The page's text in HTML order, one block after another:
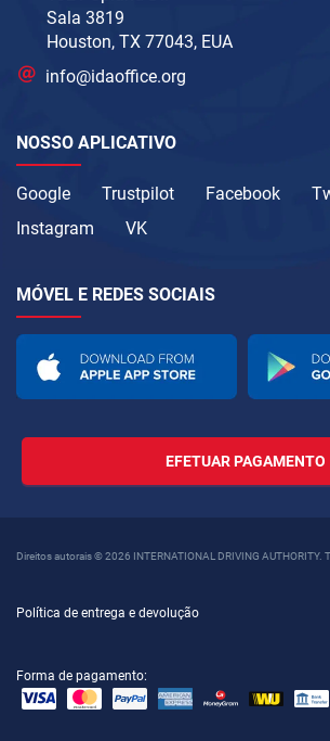
Sala 3819
Houston, TX 77043, EUA
info@idaoffice.org
NOSSO APLICATIVO
Google Trustpilot Facebook
Instagram
VK
MÓVEL E REDES SOCIAIS
EFETUAR PAGAMENTO
Direitos autorais © 2026 INTERNATIONAL DRIVING AUTHORITY.
Política de entrega e devolução
Forma de pagamento: